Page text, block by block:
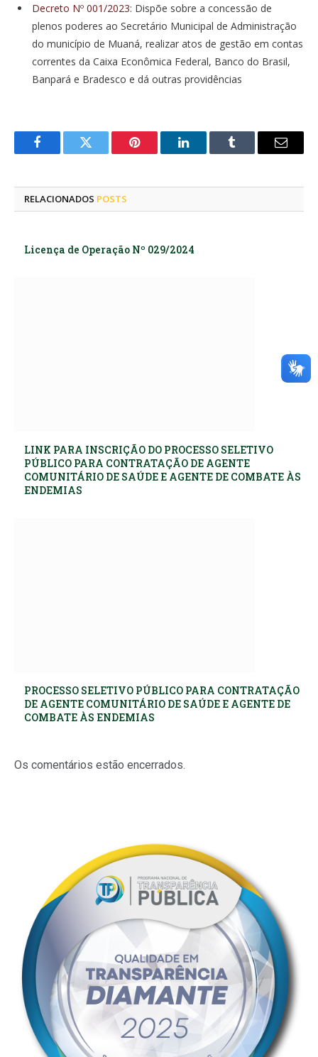
Decreto Nº 001/2023: Dispõe sobre a concessão de
plenos poderes ao Secretário Municipal de Administração
do município de Muaná, realizar atos de gestão em contas
correntes da Caixa Econômica Federal, Banco do Brasil,
Banpará e Bradesco e dá outras providências
FacebookTwitter Pinterest LinkedInTumblr
E-
RELACIONADOS POSTS
Licença de Operação Nº 029/2024
LINK PARA INSCRIÇÃO DO PROCESSO SELETIVO
PÚBLICO PARA CONTRATAÇÃO DE AGENTE
COMUNITÁRIO DE SAÚDE E AGENTE DE COMBATE ÀS
ENDEMIAS
PROCESSO SELETIVO PÚBLICO PARA CONTRATAÇÃO
DE AGENTE COMUNITÁRIO DE SAÚDE E AGENTE DE
COMBATE ÀS ENDEMIAS
Os comentários estão encerrados.